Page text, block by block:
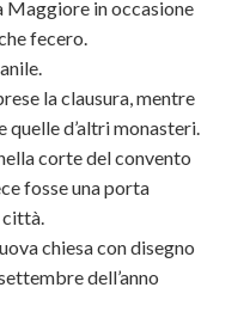
Maggiore in occasione
fecero.
la clausura, mentre
quelle d’altri monasteri.
corte del convento
fosse una porta
città.
chiesa con disegno
dell’anno